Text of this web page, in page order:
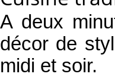
A deux
décor de
midi et soir.